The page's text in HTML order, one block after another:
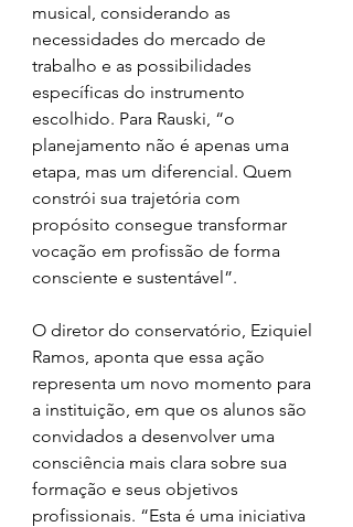
musical, considerando as
necessidades do mercado de
trabalho e as possibilidades
específicas do instrumento
escolhido. Para Rauski, “o
planejamento não é apenas uma
etapa, mas um diferencial. Quem
constrói sua trajetória com
propósito consegue transformar
vocação em profissão de forma
consciente e sustentável”.
O diretor do conservatório, Eziquiel
Ramos, aponta que essa ação
representa um novo momento para
a instituição, em que os alunos são
convidados a desenvolver uma
consciência mais clara sobre sua
formação e seus objetivos
profissionais. “Esta é uma iniciativa